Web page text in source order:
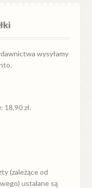
wysyłamy
18,90 zł.
(zależące od
ustalane są